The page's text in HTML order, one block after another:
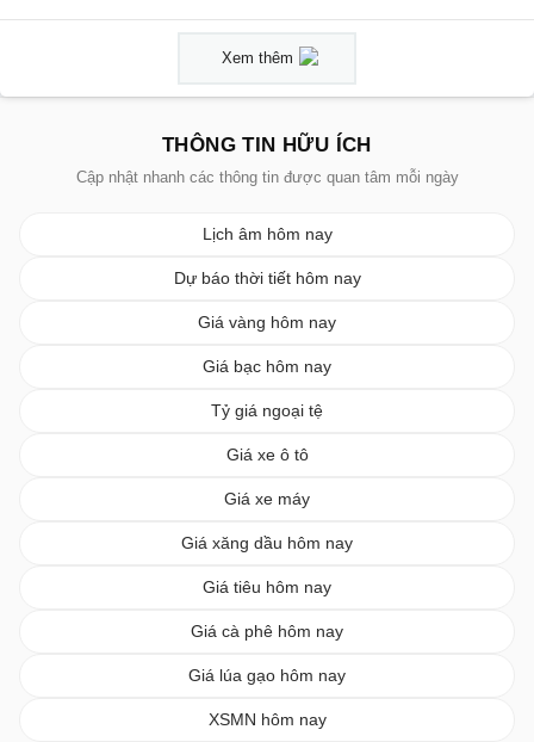
Xem thêm
THÔNG TIN HỮU ÍCH
Cập nhật nhanh các thông tin được quan tâm mỗi ngày
Lịch âm hôm nay
Dự báo thời tiết hôm nay
Giá vàng hôm nay
Giá bạc hôm nay
Tỷ giá ngoại tệ
Giá xe ô tô
Giá xe máy
Giá xăng dầu hôm nay
Giá tiêu hôm nay
Giá cà phê hôm nay
Giá lúa gạo hôm nay
XSMN hôm nay